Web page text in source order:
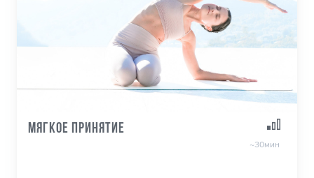
Мягкое принятие
~30мин